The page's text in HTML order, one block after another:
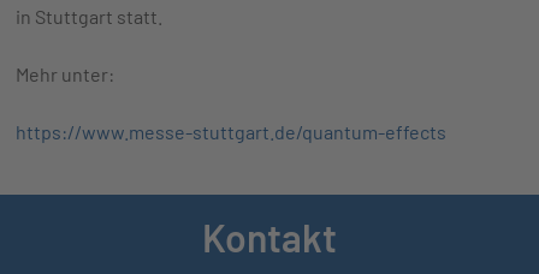
in Stuttgart statt.
Mehr unter:
https://www.messe-stuttgart.de/quantum-effects
Kontakt